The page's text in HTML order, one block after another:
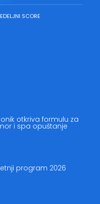
SCORE
otkriva formulu za
i spa opuštanje
program 2026